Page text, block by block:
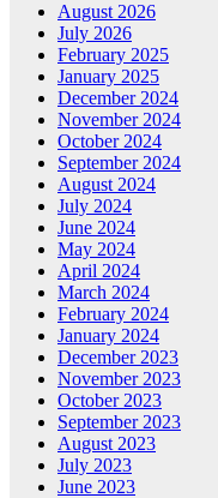
August 2026
July 2026
February 2025
January 2025
December 2024
November 2024
October 2024
September 2024
August 2024
July 2024
June 2024
May 2024
April 2024
March 2024
February 2024
January 2024
December 2023
November 2023
October 2023
September 2023
August 2023
July 2023
June 2023